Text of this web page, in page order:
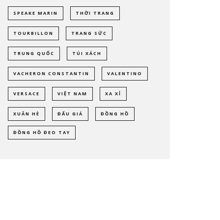
SPEAKE MARIN THỜI TRANG
TOURBILLON TRANG SỨC
TRUNG QUỐC TÚI XÁCH
VACHERON CONSTANTIN VALENTINO
VERSACE VIỆT NAM XA XỈ
XUÂN HÈ ĐẤU GIÁ ĐỒNG HỒ
ĐỒNG HỒ ĐEO TAY